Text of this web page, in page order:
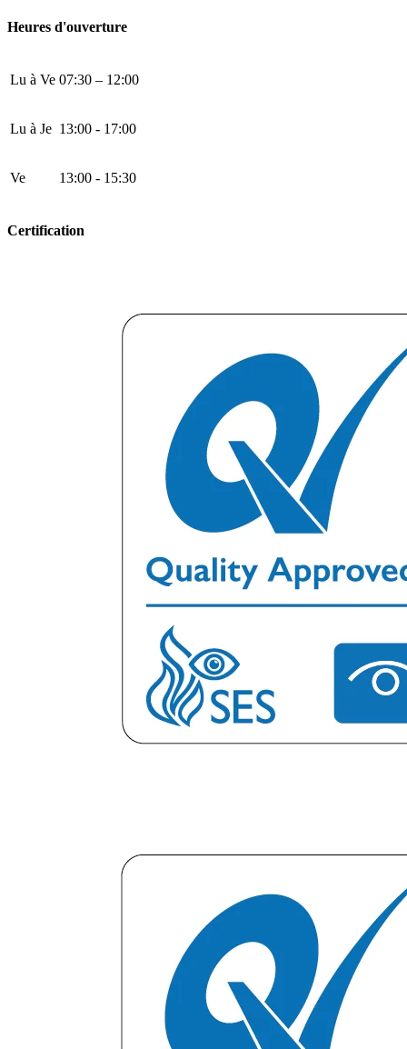
Heures d'ouverture
Lu à Ve 07:30 – 12:00
Lu à Je 13:00 - 17:00
Ve 13:00 - 15:30
Certification